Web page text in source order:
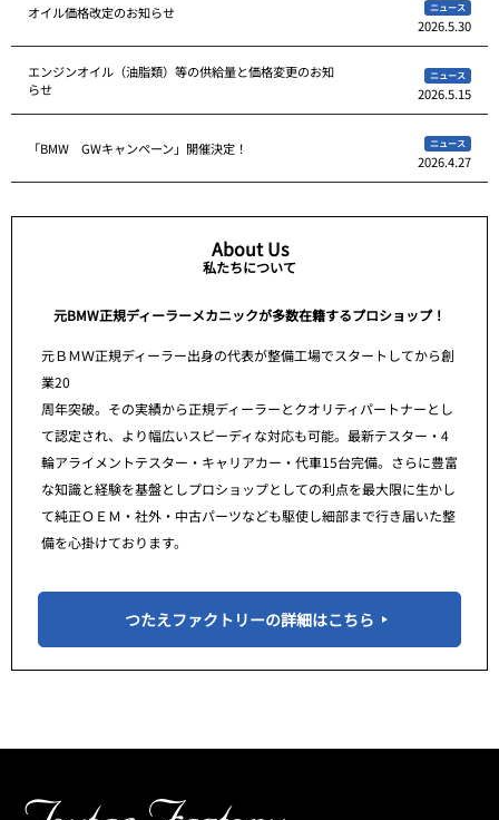
オイル価格改定のお知らせ ニュース
2026.5.30
エンジンオイル（油脂類）等の供給量と価格変更のお知
らせ
ニュース
2026.5.15
「BMW GWキャンペーン」開催決定！ ニュース
2026.4.27
About Us
私たちについて
元BMW正規ディーラーメカニックが多数在籍するプロショップ！
元ＢＭＷ正規ディーラー出身の代表が整備工場でスタートしてから創
業20
周年突破。その実績から正規ディーラーとクオリティパートナーとし
て認定され、より幅広いスピーディな対応も可能。最新テスター・4
輪アライメントテスター・キャリアカー・代車15台完備。さらに豊富
な知識と経験を基盤としプロショップとしての利点を最大限に生かし
て純正ＯＥＭ・社外・中古パーツなども駆使し細部まで行き届いた整
備を心掛けております。
つたえファクトリーの詳細はこちら